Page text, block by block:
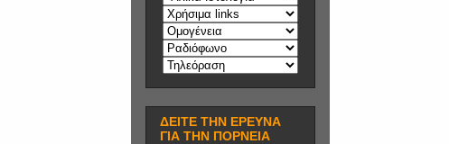
ΔΕΙΤΕ ΤΗΝ ΕΡΕΥΝΑ
ΓΙΑ ΤΗΝ ΠΟΡΝΕΙΑ